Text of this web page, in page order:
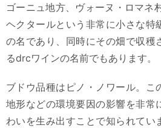
ゴーニュ地方、ヴォーヌ・ロマネ
ヘクタールという非常に小さな特
の名であり、同時にその畑で収穫
るdrcワインの名前でもあります。
ブドウ品種はピノ・ノワール。こ
地形などの環境要因の影響を非常
わいを生み出すことで知られてい